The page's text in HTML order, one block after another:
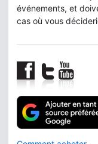
événements, et
cas où vous